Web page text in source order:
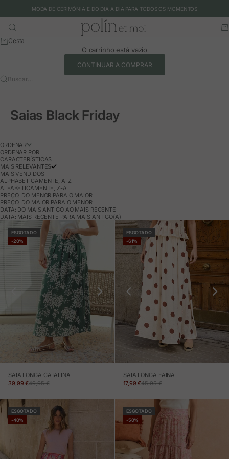
MODA DE CERIMÓNIA E DO DIA A DIA PARA TODOS OS MOMENTOS
Polín et moi - EU
Menu
Buscar
Cesta
O carrinho está vazio
CONTINUAR A COMPRAR
Buscar…
Saias Black Friday
ORDENAR
ORDENAR POR
CARACTERÍSTICAS
MAIS RELEVANTES
MAIS VENDIDOS
ALPHABETICAMENTE, A-Z
ALFABETICAMENTE, Z-A
PREÇO, DO MENOR PARA O MAIOR
PREÇO, DO MAIOR PARA O MENOR
DATA: DO MAIS ANTIGO AO MAIS RECENTE
DATA: MAIS RECENTE PARA MAIS ANTIGO(A)
ESGOTADO
-20%
SAIA LONGA CATALINA
PREÇO EM PROMOÇÃO
39,99 €PREÇO NORMAL
49,95 €
ESGOTADO
-61%
SAIA LONGA FAINA
PREÇO EM PROMOÇÃO
17,99 €PREÇO NORMAL
45,95 €
ESGOTADO
-40%
ESGOTADO
-50%